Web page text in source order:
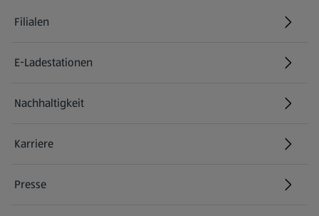
Filialen
E-Ladestationen
Nachhaltigkeit
Karriere
Presse